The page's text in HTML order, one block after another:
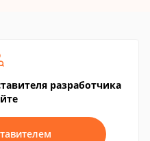
разработчика